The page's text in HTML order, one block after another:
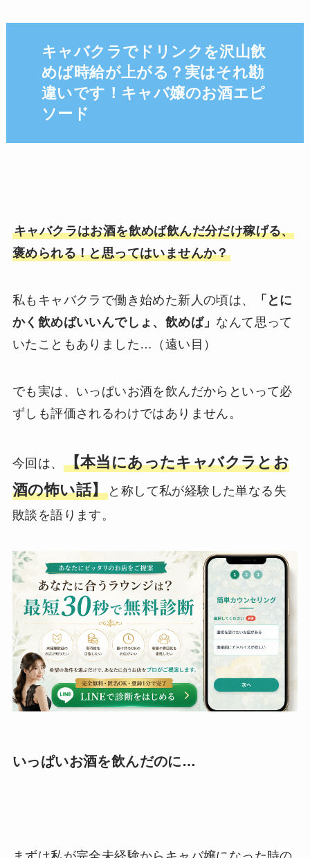
キャバクラでドリンクを沢山飲
めば時給が上がる？実はそれ勘
違いです！キャバ嬢のお酒エピ
ソード
キャバクラはお酒を飲めば飲んだ分だけ稼げる、
褒められる！と思ってはいませんか？
私もキャバクラで働き始めた新人の頃は、
「とに
かく飲めばいいんでしょ、飲めば」 なんて思って
いたこともありました…（遠い目）
でも実は、いっぱいお酒を飲んだからといって必
ずしも評価されるわけではありません。
今回は、 【本当にあったキャバクラとお
酒の怖い話】 と称して私が経験した単なる失
敗談を語ります。
いっぱいお酒を飲んだのに…